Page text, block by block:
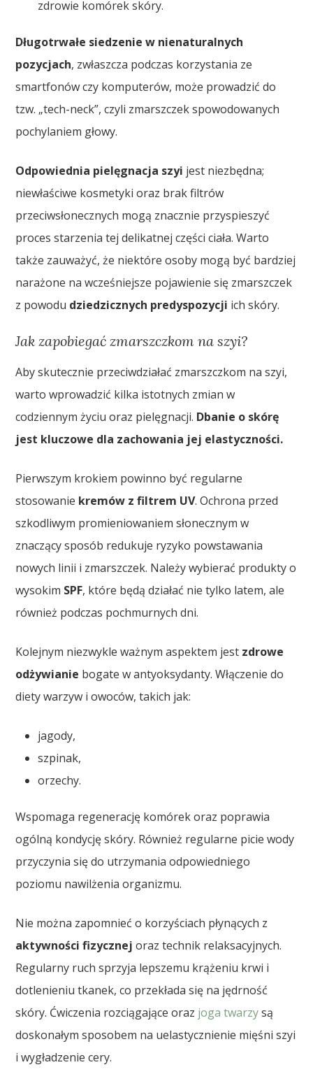
zdrowie komórek skóry.
Długotrwałe siedzenie w nienaturalnych
pozycjach, zwłaszcza podczas korzystania ze
smartfonów czy komputerów, może prowadzić do
tzw. „tech-neck”, czyli zmarszczek spowodowanych
pochylaniem głowy.
Odpowiednia pielęgnacja szyi jest niezbędna;
niewłaściwe kosmetyki oraz brak filtrów
przeciwsłonecznych mogą znacznie przyspieszyć
proces starzenia tej delikatnej części ciała. Warto
także zauważyć, że niektóre osoby mogą być bardziej
narażone na wcześniejsze pojawienie się zmarszczek
z powodu dziedzicznych predyspozycji ich skóry.
Jak zapobiegać zmarszczkom na szyi?
Aby skutecznie przeciwdziałać zmarszczkom na szyi,
warto wprowadzić kilka istotnych zmian w
codziennym życiu oraz pielęgnacji. Dbanie o skórę
jest kluczowe dla zachowania jej elastyczności.
Pierwszym krokiem powinno być regularne
stosowanie kremów z filtrem UV. Ochrona przed
szkodliwym promieniowaniem słonecznym w
znaczący sposób redukuje ryzyko powstawania
nowych linii i zmarszczek. Należy wybierać produkty o
wysokim SPF, które będą działać nie tylko latem, ale
również podczas pochmurnych dni.
Kolejnym niezwykle ważnym aspektem jest zdrowe
odżywianie bogate w antyoksydanty. Włączenie do
diety warzyw i owoców, takich jak:
jagody,
szpinak,
orzechy.
Wspomaga regenerację komórek oraz poprawia
ogólną kondycję skóry. Również regularne picie wody
przyczynia się do utrzymania odpowiedniego
poziomu nawilżenia organizmu.
Nie można zapomnieć o korzyściach płynących z
aktywności fizycznej oraz technik relaksacyjnych.
Regularny ruch sprzyja lepszemu krążeniu krwi i
dotlenieniu tkanek, co przekłada się na jędrność
skóry. Ćwiczenia rozciągające oraz joga twarzysą
doskonałym sposobem na uelastycznienie mięśni szyi
i wygładzenie cery.